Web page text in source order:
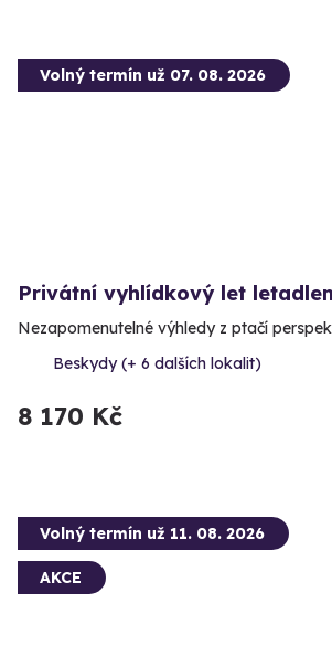
Volný termín už 07. 08. 2026
Privátní vyhlídkový let
Nezapomenutelné výhledy z ptačí
Beskydy (+ 6 dalších lokalit)
8 170 Kč
Volný termín už 11. 08. 2026
AKCE